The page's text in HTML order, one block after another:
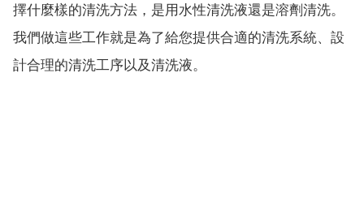
擇什麼樣的清洗方法，是用水性清洗液還是溶劑清洗。
我們做這些工作就是為了給您提供合適的清洗系統、設
計合理的清洗工序以及清洗液。